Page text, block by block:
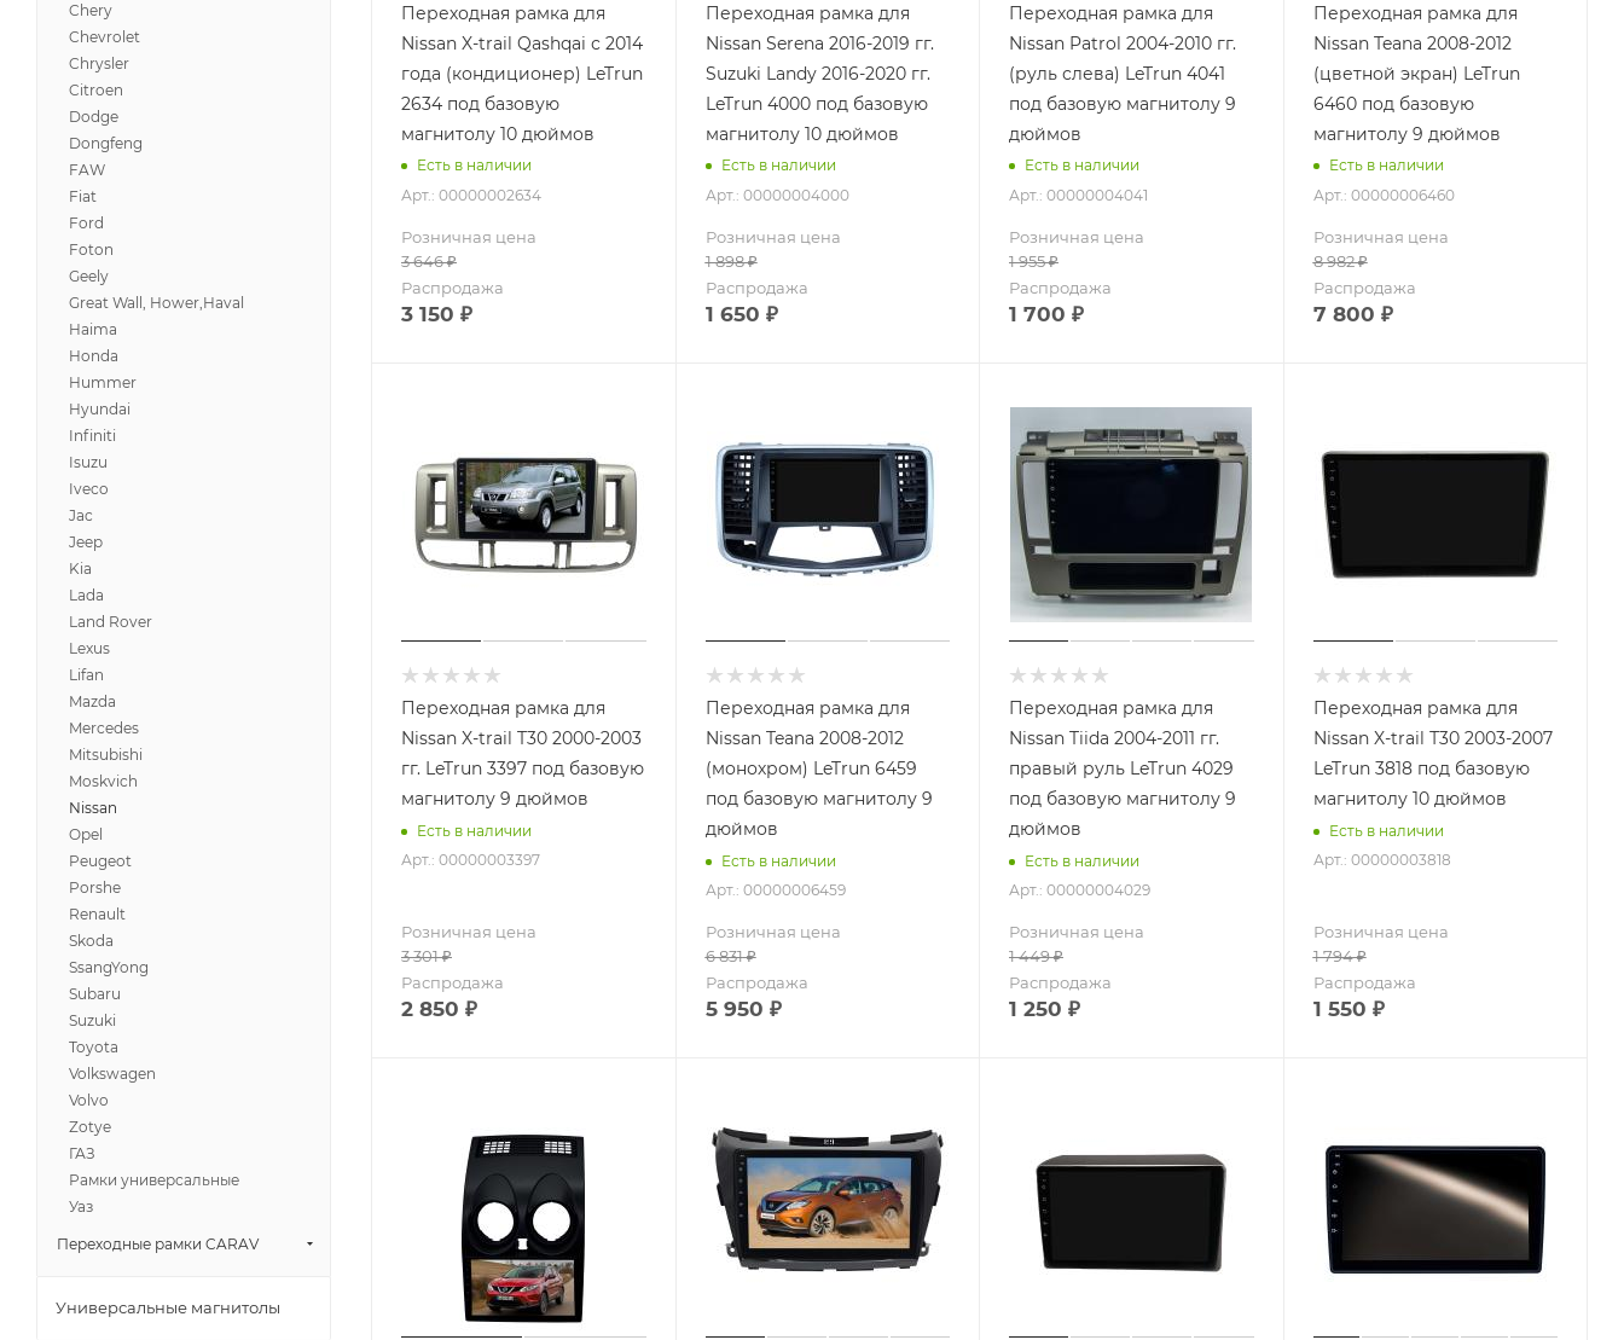
Переходная рамка для
Nissan X-trail Qashqai с 2014
года (кондиционер) LeTrun
2634 под базовую
магнитолу 10 дюймов
Есть в наличии
Арт.: 00000002634
Розничная цена
3 646₽
Распродажа
3 150 ₽
Переходная рамка для
Nissan Serena 2016-2019 гг.
Suzuki Landy 2016-2020 гг.
LeTrun 4000 под базовую
магнитолу 10 дюймов
Есть в наличии
Арт.: 00000004000
Розничная цена
1 898₽
Распродажа
1 650 ₽
Переходная рамка для
Nissan Patrol 2004-2010 гг.
(руль слева) LeTrun 4041
под базовую магнитолу 9
дюймов
Есть в наличии
Арт.: 00000004041
Розничная цена
1 955₽
Распродажа
1 700 ₽
Переходная рамка для
Nissan Teana 2008-2012
(цветной экран) LeTrun
6460 под базовую
магнитолу 9 дюймов
Есть в наличии
Арт.: 00000006460
Розничная цена
8 982₽
Распродажа
7 800 ₽
Переходная рамка для
Nissan X-trail T30 2000-2003
гг. LeTrun 3397 под базовую
магнитолу 9 дюймов
Есть в наличии
Арт.: 00000003397
Розничная цена
3 301₽
Распродажа
2 850 ₽
Переходная рамка для
Nissan Teana 2008-2012
(монохром) LeTrun 6459
под базовую магнитолу 9
дюймов
Есть в наличии
Арт.: 00000006459
Розничная цена
6 831₽
Распродажа
5 950 ₽
Переходная рамка для
Nissan Tiida 2004-2011 гг.
правый руль LeTrun 4029
под базовую магнитолу 9
дюймов
Есть в наличии
Арт.: 00000004029
Розничная цена
1 449₽
Распродажа
1 250 ₽
Переходная рамка для
Nissan X-trail Т30 2003-2007
LeTrun 3818 под базовую
магнитолу 10 дюймов
Есть в наличии
Арт.: 00000003818
Розничная цена
1 794₽
Распродажа
1 550 ₽
Chery
Chevrolet
Chrysler
Citroen
Dodge
Dongfeng
FAW
Fiat
Ford
Foton
Geely
Great Wall, Hower,Haval
Haima
Honda
Hummer
Hyundai
Infiniti
Isuzu
Iveco
Jac
Jeep
Kia
Lada
Land Rover
Lexus
Lifan
Mazda
Mercedes
Mitsubishi
Moskvich
Nissan
Opel
Peugeot
Porshe
Renault
Skoda
SsangYong
Subaru
Suzuki
Toyota
Volkswagen
Volvo
Zotye
ГАЗ
Рамки универсальные
Уаз
Переходные рамки CARAV
Универсальные магнитолы